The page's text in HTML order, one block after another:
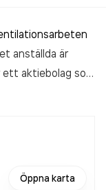
anställda är
aktiebolag som
Öppna karta